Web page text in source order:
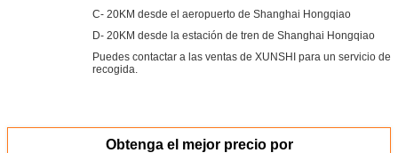
C- 20KM desde el aeropuerto de Shanghai Hongqiao
D- 20KM desde la estación de tren de Shanghai Hongqiao
Puedes contactar a las ventas de XUNSHI para un servicio de
recogida.
Obtenga el mejor precio por